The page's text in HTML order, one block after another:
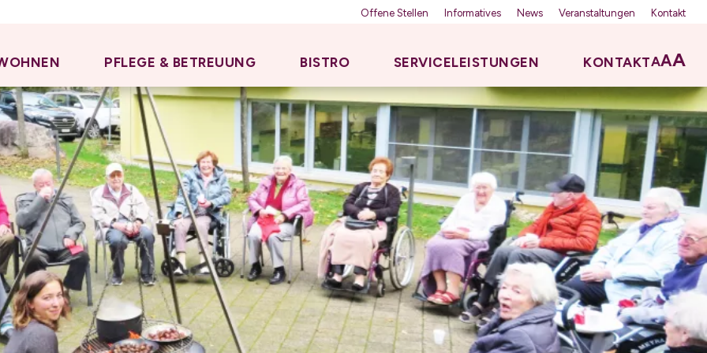
Offene Stellen Informatives News Veranstaltungen Kontakt
PFLEGE & BETREUUNG BISTRO SERVICELEISTUNGEN KONTAKTAAA